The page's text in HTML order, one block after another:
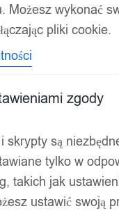
357
Możesz wykonać
pliki cookie.
zgody
skrypty są
tylko w
takich jak
ustawić swoją